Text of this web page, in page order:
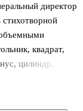
директор
квадрат,
цилиндр,
оранжевый,